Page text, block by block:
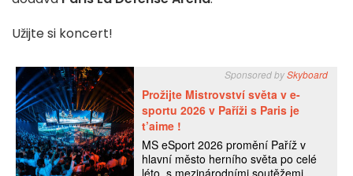
Užijte si koncert!